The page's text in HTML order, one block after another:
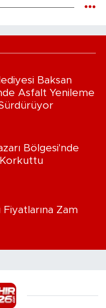
Baksan
Asfalt Yenileme
Sürdürüyor
Bölgesi'nde
Korkuttu
Fiyatlarına Zam